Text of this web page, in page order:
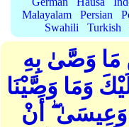
Malayalam
Persian
Swahili
Turkish
مَا وَصَّىٰ بِهِ
وَمَا وَصَّيْنَا
وَعِيسَىٰ ۖ أَنْ